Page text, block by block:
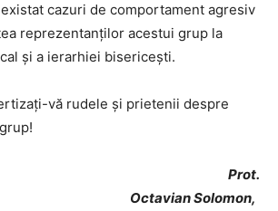
cazuri de comportament agresiv
reprezentanților acestui grup la
și a ierarhiei bisericești.
vă rudele și prietenii despre
Prot.
Octavian Solomon,